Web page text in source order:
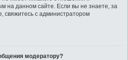
на данном сайте. Если вы не знаете, за
свяжитесь с администратором
модератору?